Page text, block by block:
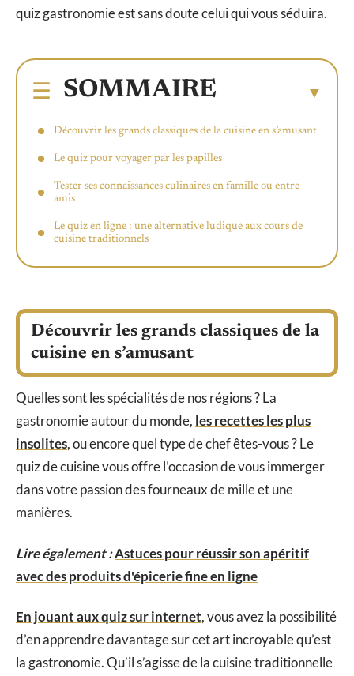
quiz gastronomie est sans doute celui qui vous séduira.
SOMMAIRE
Découvrir les grands classiques de la cuisine en s’amusant
Le quiz pour voyager par les papilles
Tester ses connaissances culinaires en famille ou entre
amis
Le quiz en ligne : une alternative ludique aux cours de
cuisine traditionnels
Découvrir les grands classiques de la
cuisine en s’amusant
Quelles sont les spécialités de nos régions ? La
gastronomie autour du monde, les recettes les plus
insolites, ou encore quel type de chef êtes-vous ? Le
quiz de cuisine vous offre l’occasion de vous immerger
dans votre passion des fourneaux de mille et une
manières.
Lire également :Astuces pour réussir son apéritif
avec des produits d'épicerie fine en ligne
En jouant aux quiz sur internet, vous avez la possibilité
d’en apprendre davantage sur cet art incroyable qu’est
la gastronomie. Qu’il s’agisse de la cuisine traditionnelle